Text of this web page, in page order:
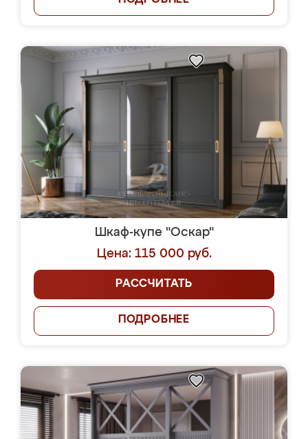
Шкаф-купе "Оскар"
Цена: 115 000 руб.
РАССЧИТАТЬ
ПОДРОБНЕЕ